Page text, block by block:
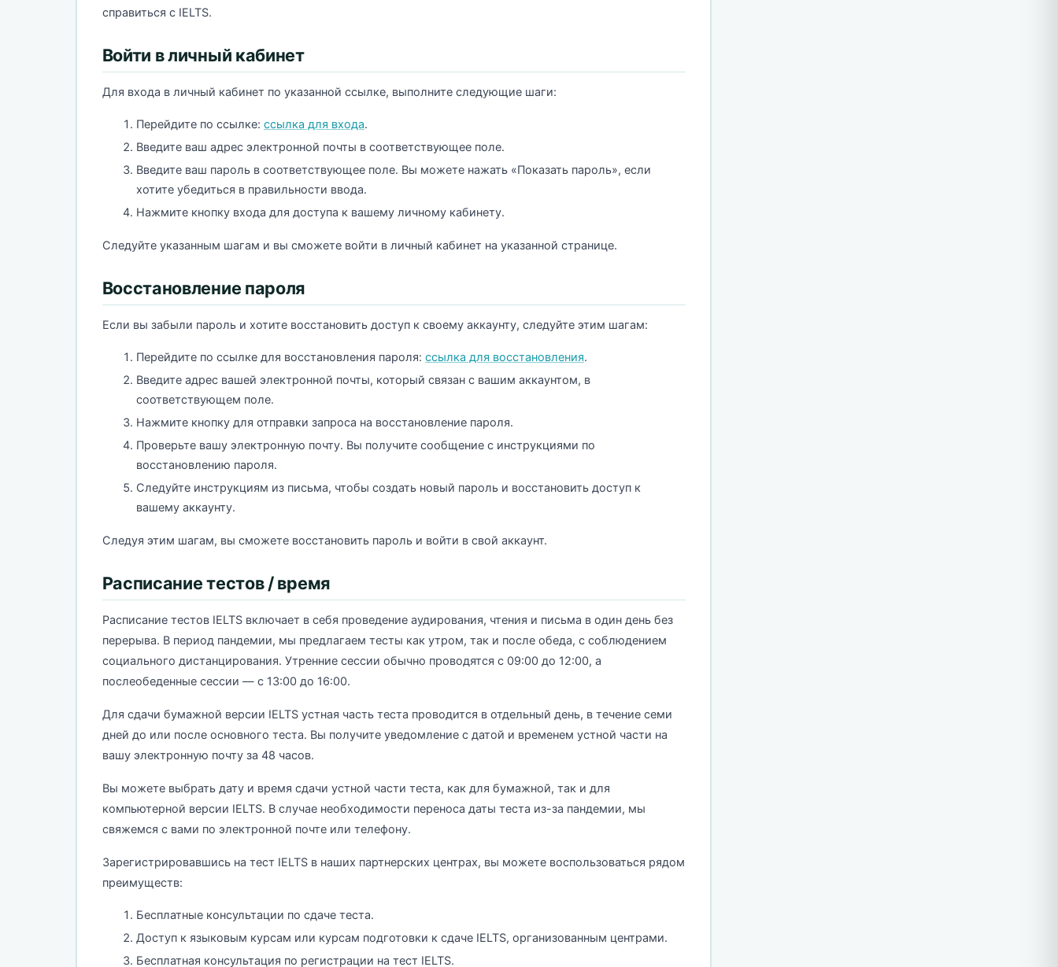
справиться с IELTS.
Войти в личный кабинет
Для входа в личный кабинет по указанной ссылке, выполните следующие шаги:
Перейдите по ссылке: ссылка для входа.
Введите ваш адрес электронной почты в соответствующее поле.
Введите ваш пароль в соответствующее поле. Вы можете нажать «Показать пароль», если
хотите убедиться в правильности ввода.
Нажмите кнопку входа для доступа к вашему личному кабинету.
Следуйте указанным шагам и вы сможете войти в личный кабинет на указанной странице.
Восстановление пароля
Если вы забыли пароль и хотите восстановить доступ к своему аккаунту, следуйте этим шагам:
Перейдите по ссылке для восстановления пароля: ссылка для восстановления.
Введите адрес вашей электронной почты, который связан с вашим аккаунтом, в
соответствующем поле.
Нажмите кнопку для отправки запроса на восстановление пароля.
Проверьте вашу электронную почту. Вы получите сообщение с инструкциями по
восстановлению пароля.
Следуйте инструкциям из письма, чтобы создать новый пароль и восстановить доступ к
вашему аккаунту.
Следуя этим шагам, вы сможете восстановить пароль и войти в свой аккаунт.
Расписание тестов / время
Расписание тестов IELTS включает в себя проведение аудирования, чтения и письма в один день без
перерыва. В период пандемии, мы предлагаем тесты как утром, так и после обеда, с соблюдением
социального дистанцирования. Утренние сессии обычно проводятся с 09:00 до 12:00, а
послеобеденные сессии — с 13:00 до 16:00.
Для сдачи бумажной версии IELTS устная часть теста проводится в отдельный день, в течение семи
дней до или после основного теста. Вы получите уведомление с датой и временем устной части на
вашу электронную почту за 48 часов.
Вы можете выбрать дату и время сдачи устной части теста, как для бумажной, так и для
компьютерной версии IELTS. В случае необходимости переноса даты теста из-за пандемии, мы
свяжемся с вами по электронной почте или телефону.
Зарегистрировавшись на тест IELTS в наших партнерских центрах, вы можете воспользоваться рядом
преимуществ:
Бесплатные консультации по сдаче теста.
Доступ к языковым курсам или курсам подготовки к сдаче IELTS, организованным центрами.
Бесплатная консультация по регистрации на тест IELTS.